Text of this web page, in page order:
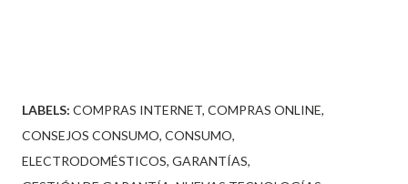
LABELS: COMPRAS INTERNET COMPRAS ONLINE
CONSEJOS CONSUMO CONSUMO
ELECTRODOMÉSTICOS GARANTÍAS